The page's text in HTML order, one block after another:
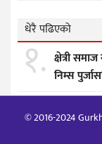
धेरै पढिएको
१. क्षेत्री
निम्स
© 2016-2024